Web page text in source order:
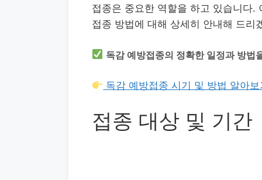
접종은 중요한 역할을 하고 있습니다.
접종 방법에 대해 상세히 안내해 드리
독감 예방접종의 정확한 일정과 방법
독감 예방접종 시기 및 방법 알아보
접종 대상 및 기간